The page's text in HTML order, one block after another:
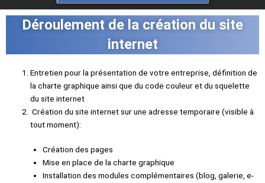
Déroulement de la création du site
internet
Entretien pour la présentation de votre entreprise, définition de
la charte graphique ainsi que du code couleur et du squelette
du site internet
Création du site internet sur une adresse temporaire (visible à
tout moment):
Création des pages
Mise en place de la charte graphique
Installation des modules complémentaires (blog, galerie, e-